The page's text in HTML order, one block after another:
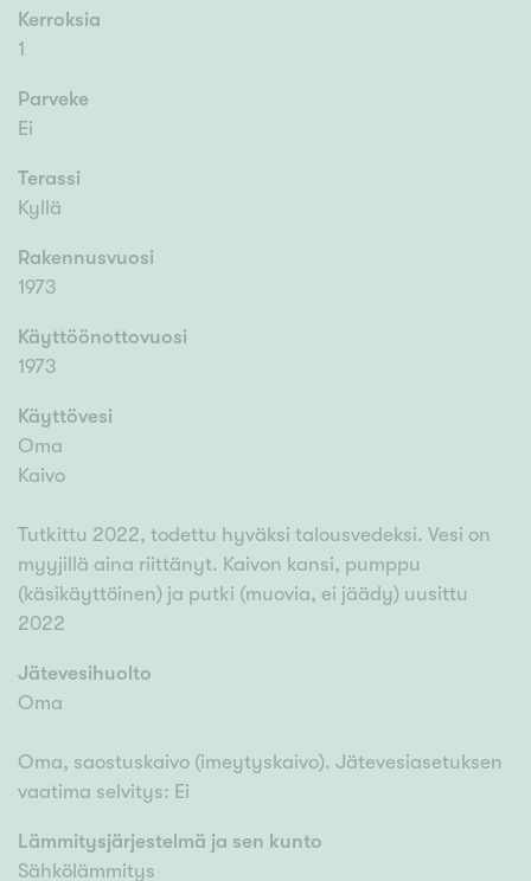
Kerroksia
1
Parveke
Ei
Terassi
Kyllä
Rakennusvuosi
1973
Käyttöönottovuosi
1973
Käyttövesi
Oma
Kaivo
Tutkittu 2022, todettu hyväksi talousvedeksi. Vesi on
myyjillä aina riittänyt. Kaivon kansi, pumppu
(käsikäyttöinen) ja putki (muovia, ei jäädy) uusittu
2022
Jätevesihuolto
Oma
Oma, saostuskaivo (imeytyskaivo). Jätevesiasetuksen
vaatima selvitys: Ei
Lämmitysjärjestelmä ja sen kunto
Sähkölämmitys